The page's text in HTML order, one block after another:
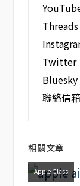
Threads
Twitter
Bluesky
聯絡信箱
相關文章
Apple Glass